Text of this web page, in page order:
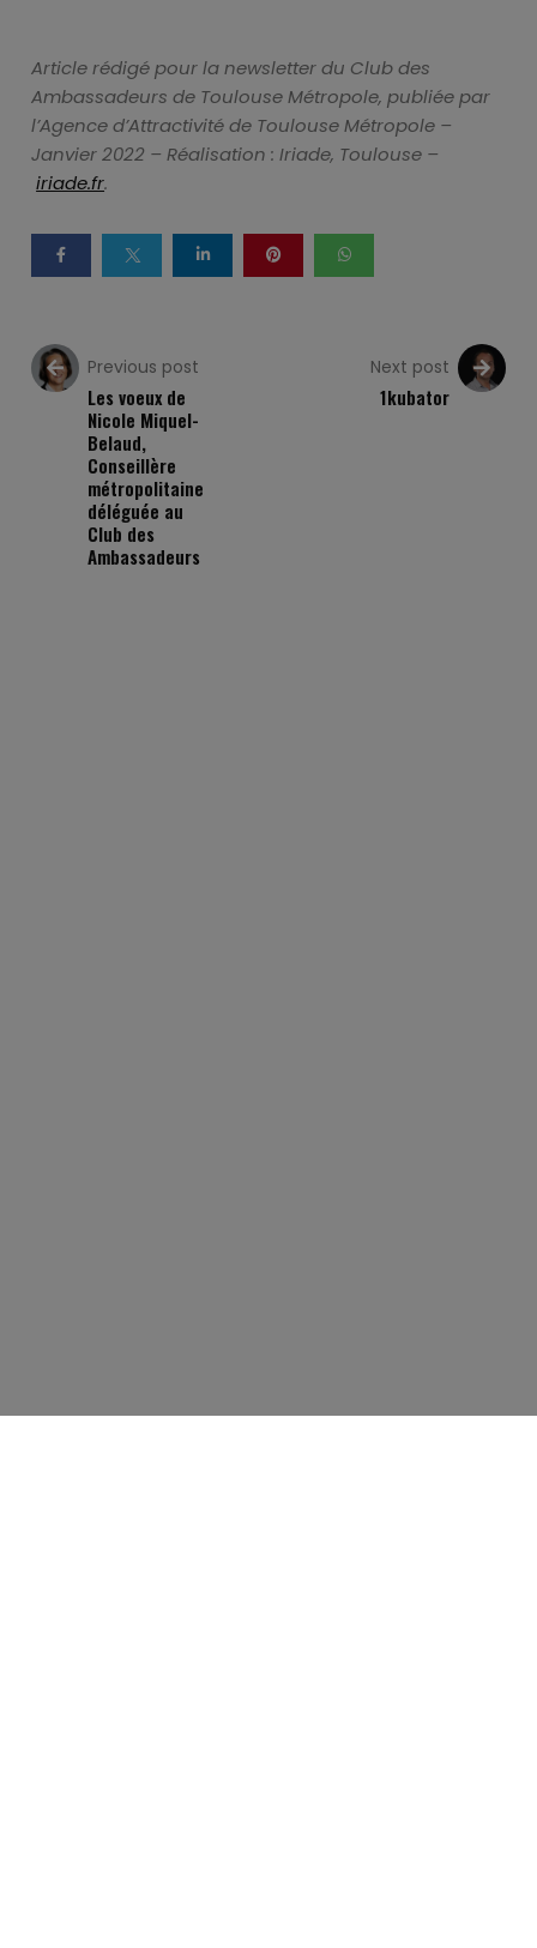
Article rédigé pour la newsletter du Club des
Ambassadeurs de Toulouse Métropole, publiée par
l’Agence d’Attractivité de Toulouse Métropole –
Janvier 2022 – Réalisation : Iriade, Toulouse –
iriade.fr.
Previous post
Les voeux de
Nicole Miquel-
Belaud,
Conseillère
métropolitaine
déléguée au
Club des
Ambassadeurs
Next post
1kubator